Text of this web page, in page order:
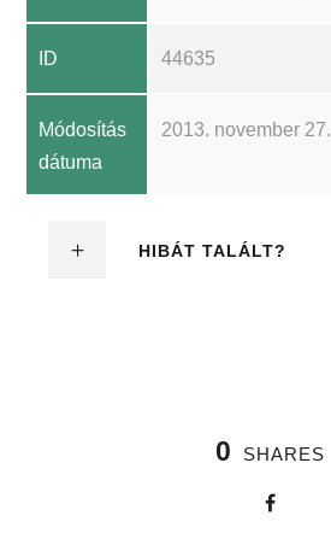
ID 44635
Módosítás
dátuma
2013. november 27.
HIBÁT TALÁLT?
0 SHARES